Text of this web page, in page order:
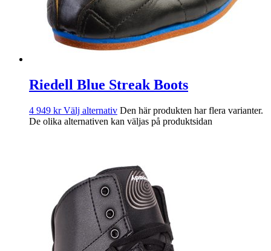
Riedell Blue Streak Boots
4 949 kr Välj alternativ Den här produkten har flera varianter.
De olika alternativen kan väljas på produktsidan